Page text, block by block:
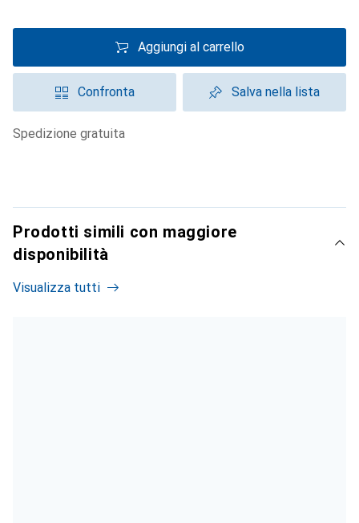
Aggiungi al carrello
Confronta Salva nella lista
spedizione gratuita
Prodotti simili con maggiore
disponibilità
Visualizza tutti